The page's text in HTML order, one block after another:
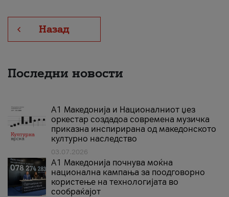
Назад
Последни новости
А1 Македонија и Националниот џез
оркестар создадоа современа музичка
приказна инспирирана од македонското
културно наследство
03.07.2026
A1 Македонија почнува моќна
национална кампања за поодговорно
користење на технологијата во
сообраќајот